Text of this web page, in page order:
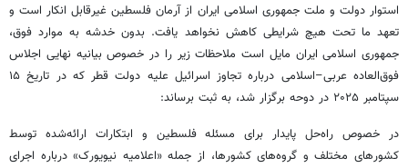
استوار دولت و ملت جمهوری اسلامی ایران از آرمان فلسطین غیرقابل انکار است و
تعهد ما تحت هیچ شرایطی کاهش نخواهد یافت. بدون خدشه به موارد فوق،
جمهوری اسلامی ایران مایل است ملاحظات زیر را در خصوص بیانیه نهایی اجلاس
فوق‌العاده عربی–اسلامی درباره تجاوز اسرائیل علیه دولت قطر که در تاریخ ۱۵
سپتامبر ۲۰۲۵ در دوحه برگزار شد، به ثبت برساند:
در خصوص راه‌حل پایدار برای مسئله فلسطین و ابتکارات ارائه‌شده توسط
کشورهای مختلف و گروه‌های کشورها، از جمله «اعلامیه نیویورک» درباره اجرای